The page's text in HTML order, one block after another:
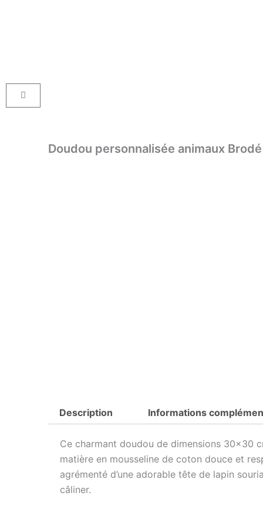
Panier
Doudou personnalisée animaux Brodé
Description Informations
Ce charmant doudou de dimensions 30×30
matière en mousseline de coton douce et
agrémenté d’une adorable tête de lapin
câliner.